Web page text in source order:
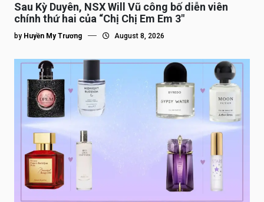
Sau Kỳ Duyên, NSX Will Vũ công bố diễn viên
chính thứ hai của “Chị Chị Em Em 3″
by Huyền My Trương August 8, 2026